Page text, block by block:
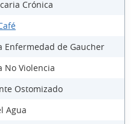
Crónica
Enfermedad de Gaucher
No Violencia
Ostomizado
Agua